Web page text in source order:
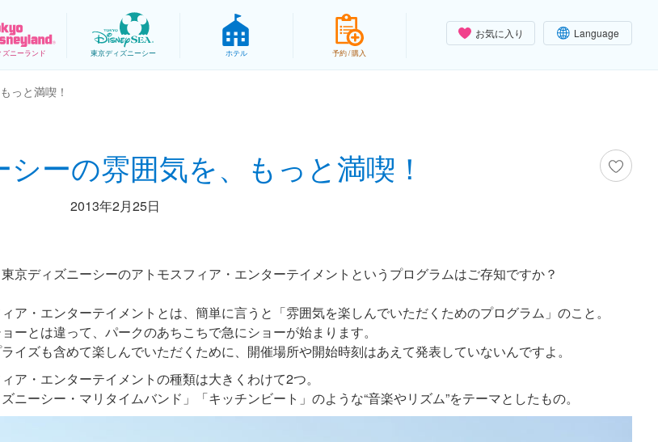
お気に入り Language
ズニーランド 東京ディズニーシー ホテル 予約 / 購入
っと満喫！
ーの雰囲気を、もっと満喫！
2013年2月25日
京ディズニーシーのアトモスフィア・エンターテイメントというプログラムはご存知ですか？
ア・エンターテイメントとは、簡単に言うと「雰囲気を楽しんでいただくためのプログラム」のこと。
ーとは違って、パークのあちこちで急にショーが始まります。
イズも含めて楽しんでいただくために、開催場所や開始時刻はあえて発表していないんですよ。
ア・エンターテイメントの種類は大きくわけて2つ。
ズニーシー・マリタイムバンド」「キッチンビート」のような“音楽やリズム”をテーマとしたもの。